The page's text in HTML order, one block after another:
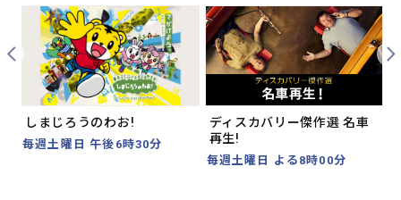
しまじろうのわお!
毎週土曜日 午後6時30分
ディスカバリー傑作選 名車
再生!
毎週土曜日 よる8時00分
Prev